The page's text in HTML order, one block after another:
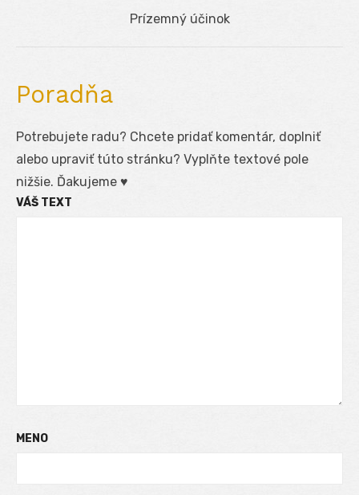
Next
Prízemný účinok
Poradňa
Potrebujete radu? Chcete pridať komentár, doplniť
alebo upraviť túto stránku? Vyplňte textové pole
nižšie. Ďakujeme ♥
VÁŠ TEXT
MENO